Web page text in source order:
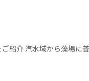
紹介 汽水域から藻場に